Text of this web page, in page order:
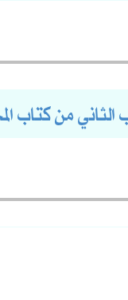
الثاني من كتاب